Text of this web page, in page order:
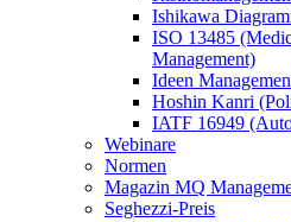
Ishikawa
ISO 13485
Management)
Ideen
Hoshin Kanri
IATF 16949
Webinare
Normen
Magazin MQ
Seghezzi-Preis